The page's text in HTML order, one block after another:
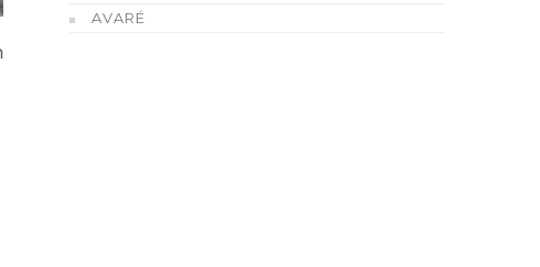
AVARÉ